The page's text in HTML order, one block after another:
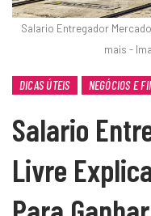
Salario Entregador
mais -
DICAS ÚTEIS NEGÓCIOS E
Salario
Livre